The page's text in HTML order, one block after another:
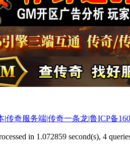
|传奇服务端|传奇一条龙|鲁ICP备
in 1.072859 second(s), 4